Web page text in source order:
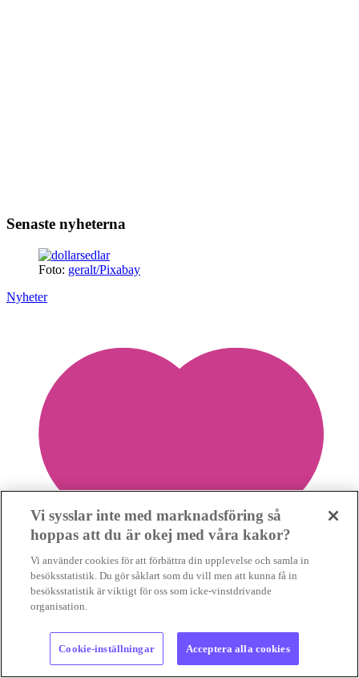
Senaste nyheterna
Foto: geralt/Pixabay
Nyheter
Vi sysslar inte med marknadsföring så
hoppas att du är okej med våra kakor?
Vi använder cookies för att förbättra din upplevelse och samla in
besöksstatistik. Du gör såklart som du vill men att kunna få in
besöksstatistik är viktigt för oss som icke-vinstdrivande
organisation.
Cookie-inställningar Acceptera alla cookies